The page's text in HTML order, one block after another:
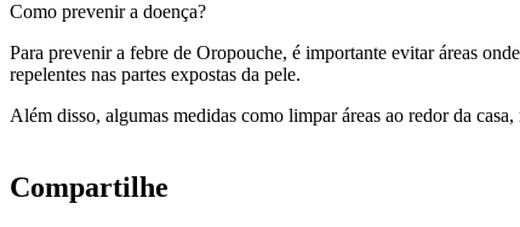
Como prevenir a doença?
Para prevenir a febre de Oropouche, é importante evitar áreas
repelentes nas partes expostas da pele.
Além disso, algumas medidas como limpar áreas ao redor da
Compartilhe